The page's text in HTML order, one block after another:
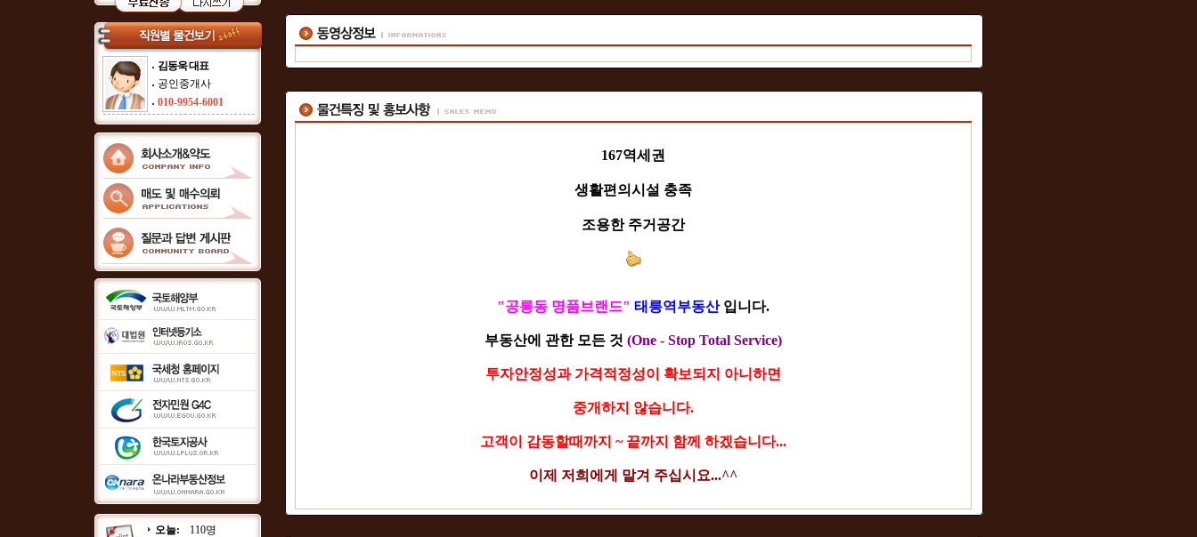
김동욱 대표
공인중개사
010-9954-6001
오늘:
110명
167역세권
생활편의시설 충족
조용한 주거공간
"공릉동 명품브랜드" 태릉역부동산입니다.
부동산에 관한 모든 것 (One - Stop Total Service)
투자안정성과 가격적정성이 확보되지 아니하면
중개하지 않습니다.
고객이 감동할때까지 ~ 끝까지 함께 하겠습니다...
이제 저희에게 맡겨 주십시요...^^